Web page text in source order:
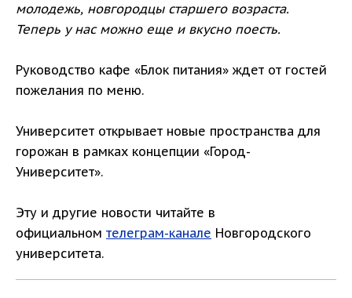
молодежь, новгородцы старшего возраста.
Теперь у нас можно еще и вкусно поесть.
Руководство кафе «Блок питания» ждет от гостей
пожелания по меню.
Университет открывает новые пространства для
горожан в рамках концепции «Город-
Университет».
Эту и другие новости читайте в
официальном телеграм-канале Новгородского
университета.